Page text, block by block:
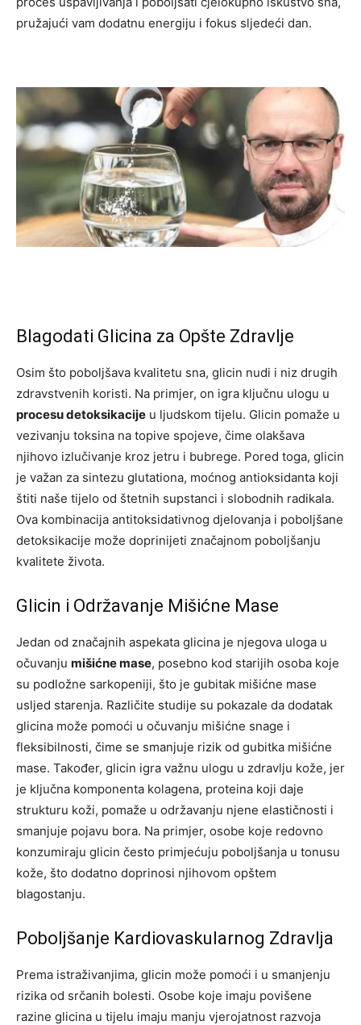
pružajući vam dodatnu energiju i fokus sljedeći dan.
Blagodati Glicina za Opšte Zdravlje
Osim što poboljšava kvalitetu sna, glicin nudi i niz drugih
zdravstvenih koristi. Na primjer, on igra ključnu ulogu u
procesu detoksikacije u ljudskom tijelu. Glicin pomaže u
vezivanju toksina na topive spojeve, čime olakšava
njihovo izlučivanje kroz jetru i bubrege. Pored toga, glicin
je važan za sintezu glutationa, moćnog antioksidanta koji
štiti naše tijelo od štetnih supstanci i slobodnih radikala.
Ova kombinacija antitoksidativnog djelovanja i poboljšane
detoksikacije može doprinijeti značajnom poboljšanju
kvalitete života.
Glicin i Održavanje Mišićne Mase
Jedan od značajnih aspekata glicina je njegova uloga u
očuvanju mišićne mase, posebno kod starijih osoba koje
su podložne sarkopeniji, što je gubitak mišićne mase
usljed starenja. Različite studije su pokazale da dodatak
glicina može pomoći u očuvanju mišićne snage i
fleksibilnosti, čime se smanjuje rizik od gubitka mišićne
mase. Također, glicin igra važnu ulogu u zdravlju kože, jer
je ključna komponenta kolagena, proteina koji daje
strukturu koži, pomaže u održavanju njene elastičnosti i
smanjuje pojavu bora. Na primjer, osobe koje redovno
konzumiraju glicin često primjećuju poboljšanja u tonusu
kože, što dodatno doprinosi njihovom opštem
blagostanju.
Poboljšanje Kardiovaskularnog Zdravlja
Prema istraživanjima, glicin može pomoći i u smanjenju
rizika od srčanih bolesti. Osobe koje imaju povišene
razine glicina u tijelu imaju manju vjerojatnost razvoja